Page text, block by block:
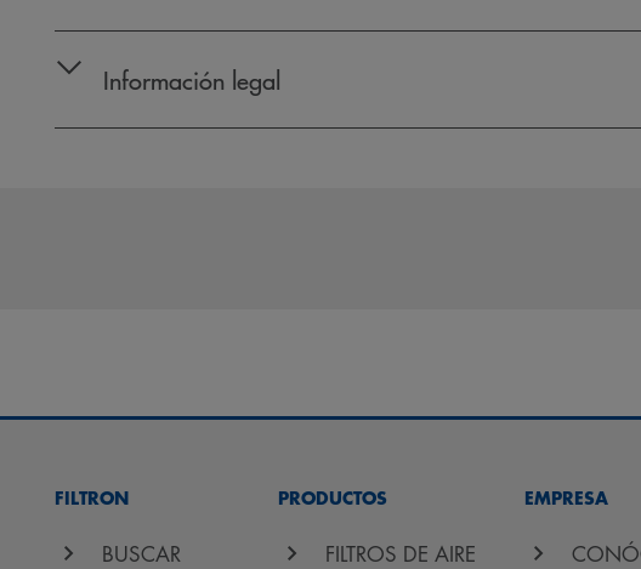
Información legal
FILTRON
BUSCAR
PRODUCTOS
FILTROS DE AIRE
EMPRESA